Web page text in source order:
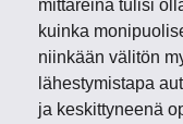
mittareina tulisi
kuinka
niinkään välitön
lähestymistapa
ja keskittyneenä